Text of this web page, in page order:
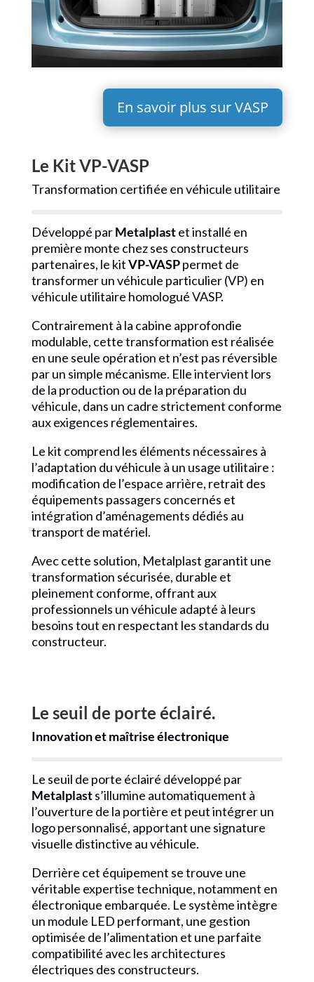
En savoir plus sur VASP
Le Kit VP-VASP
Transformation certifiée en véhicule utilitaire
Développé parMetalplastet installé en
première monte chez ses constructeurs
partenaires, le kitVP-VASPpermet de
transformer un véhicule particulier (VP) en
véhicule utilitaire homologué VASP.
Contrairement à la cabine approfondie
modulable, cette transformation est réalisée
en une seule opération et n’est pas réversible
par un simple mécanisme. Elle intervient lors
de la production ou de la préparation du
véhicule, dans un cadre strictement conforme
aux exigences réglementaires.
Le kit comprend les éléments nécessaires à
l’adaptation du véhicule à un usage utilitaire :
modification de l’espace arrière, retrait des
équipements passagers concernés et
intégration d’aménagements dédiés au
transport de matériel.
Avec cette solution, Metalplast garantit une
transformation sécurisée, durable et
pleinement conforme, offrant aux
professionnels un véhicule adapté à leurs
besoins tout en respectant les standards du
constructeur.
Le seuil de porte éclairé.
Innovation et maîtrise électronique
Le seuil de porte éclairé développé par
Metalplasts’illumine automatiquement à
l’ouverture de la portière et peut intégrer un
logo personnalisé, apportant une signature
visuelle distinctive au véhicule.
Derrière cet équipement se trouve une
véritable expertise technique, notamment en
électronique embarquée. Le système intègre
un module LED performant, une gestion
optimisée de l’alimentation et une parfaite
compatibilité avec les architectures
électriques des constructeurs.